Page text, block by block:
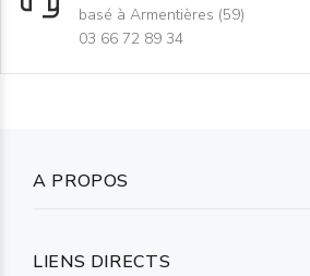
basé à Armentières (59)
03 66 72 89 34
A PROPOS
LIENS DIRECTS